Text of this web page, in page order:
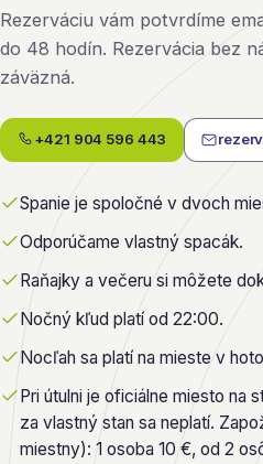
Rezerváciu vám potvrdíme
do 48 hodín. Rezervácia bez
záväzná.
+421 904 596 443
Spanie je spoločné v dvoch
Odporúčame vlastný spacák.
Raňajky a večeru si môžete
Nočný kľud platí od 22:00.
Nocľah sa platí na mieste v
Pri útulni je oficiálne miesto na
za vlastný stan sa neplatí.
miestny): 1 osoba 10 €, od 2